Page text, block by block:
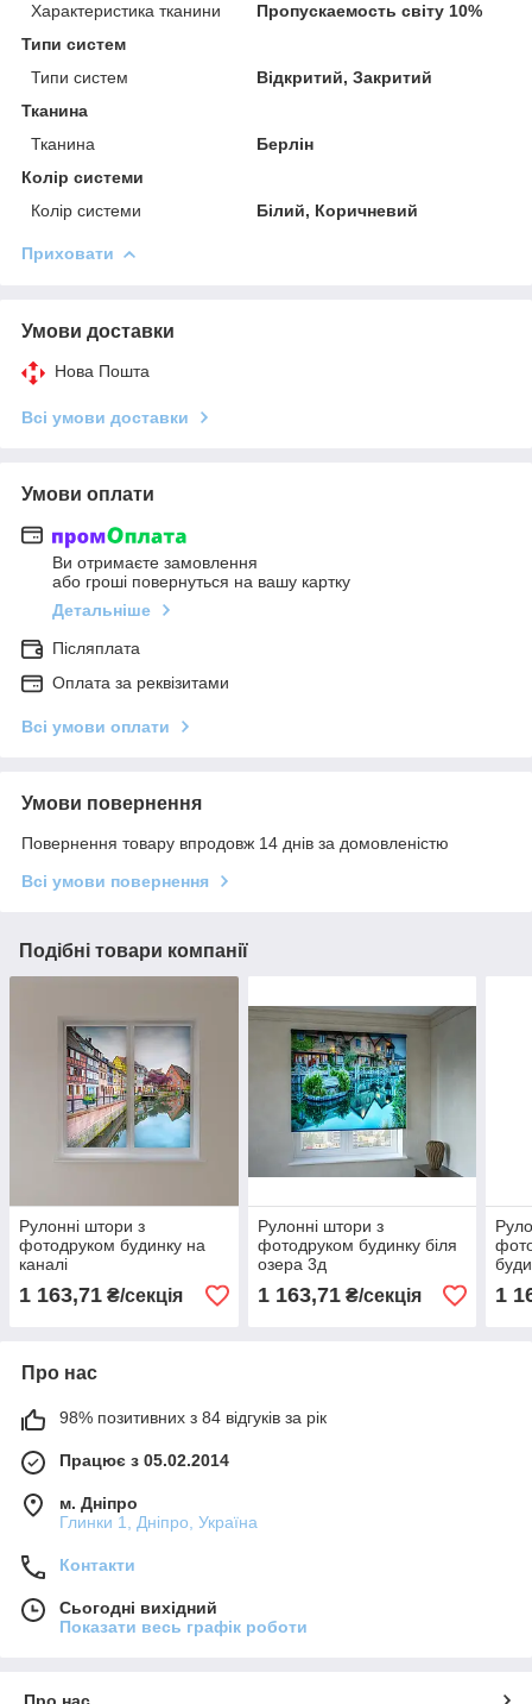
Характеристика тканини
Пропускаемость світу 10%
Типи систем
Типи систем
Відкритий, Закритий
Тканина
Тканина
Берлін
Колір системи
Колір системи
Білий, Коричневий
Приховати
Умови доставки
Нова Пошта
Всі умови доставки
Умови оплати
Ви отримаєте замовлення
або гроші повернуться на вашу картку
Детальніше
Післяплата
Оплата за реквізитами
Всі умови оплати
Умови повернення
Повернення товару впродовж 14 днів за домовленістю
Всі умови повернення
Подібні товари компанії
Рулонні штори з
фотодруком будинку на
каналі
1 163,71 ₴/секція
Рулонні штори з
фотодруком будинку біля
озера 3д
1 163,71₴/секція 1
Про нас
98% позитивних з 84 відгуків за рік
Працює з 05.02.2014
м. Дніпро
Глинки 1, Дніпро, Україна
Контакти
Сьогодні вихідний
Показати весь графік роботи